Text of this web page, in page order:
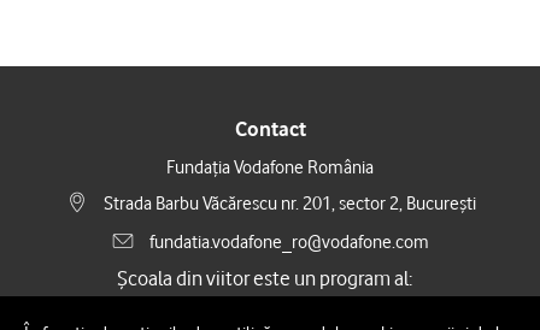
Contact
Fundația Vodafone România
Strada Barbu Văcărescu nr. 201, sector 2, București
fundatia.vodafone_ro@vodafone.com
Școala din viitor este un program al: